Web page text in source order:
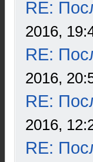
RE:
2016,
RE:
2016,
RE:
2016,
RE: